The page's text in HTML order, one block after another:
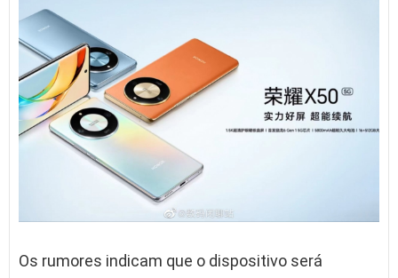
Os rumores indicam que o dispositivo será